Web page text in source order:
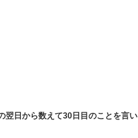
翌日から数えて30日目のことを言い